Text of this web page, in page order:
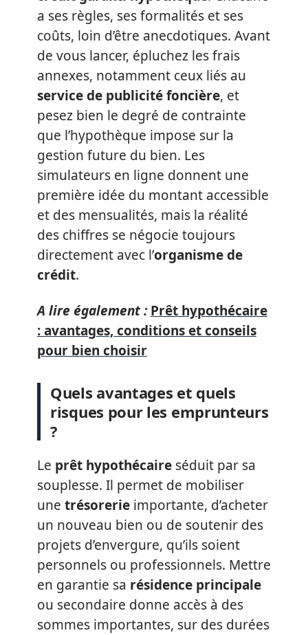
a ses règles, ses formalités et ses
coûts, loin d’être anecdotiques. Avant
de vous lancer, épluchez les frais
annexes, notamment ceux liés au
service de publicité foncière, et
pesez bien le degré de contrainte
que l’hypothèque impose sur la
gestion future du bien. Les
simulateurs en ligne donnent une
première idée du montant accessible
et des mensualités, mais la réalité
des chiffres se négocie toujours
directement avec l’organisme de
crédit.
A lire également : Prêt hypothécaire
: avantages, conditions et conseils
pour bien choisir
Quels avantages et quels
risques pour les emprunteurs
?
Le prêt hypothécaire séduit par sa
souplesse. Il permet de mobiliser
une trésorerie importante, d’acheter
un nouveau bien ou de soutenir des
projets d’envergure, qu’ils soient
personnels ou professionnels. Mettre
en garantie sa résidence principale
ou secondaire donne accès à des
sommes importantes, sur des durées